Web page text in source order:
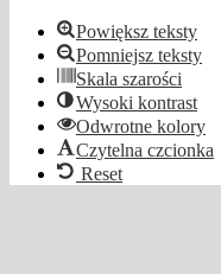
Powiększ teksty
Pomniejsz teksty
Skala szarości
Wysoki kontrast
Odwrotne kolory
Czytelna czcionka
Reset